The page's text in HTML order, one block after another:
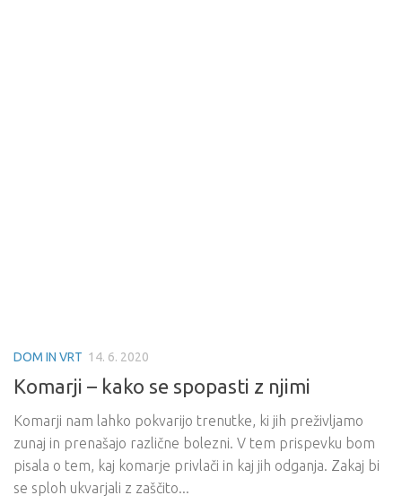
DOM IN VRT 14. 6. 2020
Komarji – kako se spopasti z njimi
Komarji nam lahko pokvarijo trenutke, ki jih preživljamo
zunaj in prenašajo različne bolezni. V tem prispevku bom
pisala o tem, kaj komarje privlači in kaj jih odganja. Zakaj bi
se sploh ukvarjali z zaščito...